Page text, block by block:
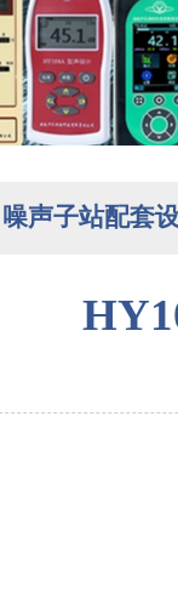
噪声子站配套